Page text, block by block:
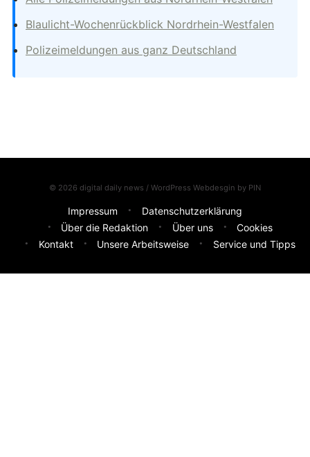
Blaulicht-Wochenrückblick Nordrhein-Westfalen
Polizeimeldungen aus ganz Deutschland
© 2026 digital daily news / WordPress Webdesgin by PIN
Impressum
Datenschutzerklärung
Über die Redaktion
Über uns
Cookies
Kontakt
Unsere Arbeitsweise Service und Tipps